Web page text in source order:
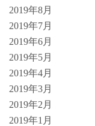
2019年8月
2019年7月
2019年6月
2019年5月
2019年4月
2019年3月
2019年2月
2019年1月